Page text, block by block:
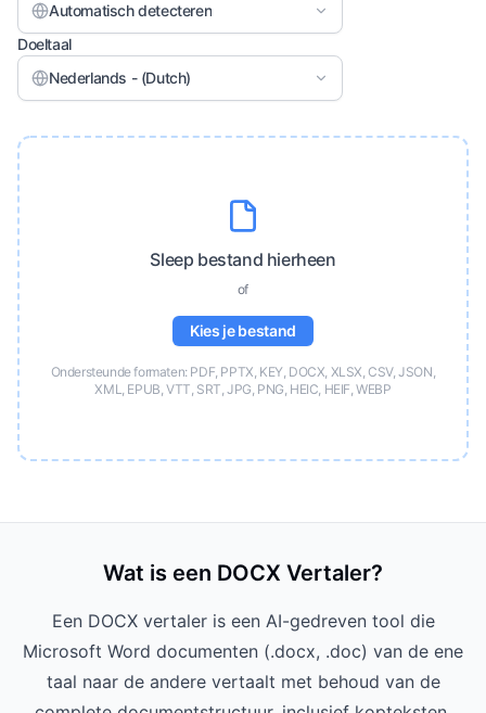
Automatisch detecteren
Doeltaal
Nederlands - (Dutch)
Sleep bestand hierheen
of
Kies je bestand
Ondersteunde formaten: PDF, PPTX, KEY, DOCX, XLSX, CSV, JSON,
XML, EPUB, VTT, SRT, JPG, PNG, HEIC, HEIF, WEBP
Wat is een DOCX Vertaler?
Een DOCX vertaler is een AI-gedreven tool die
Microsoft Word documenten (.docx, .doc) van de ene
taal naar de andere vertaalt met behoud van de